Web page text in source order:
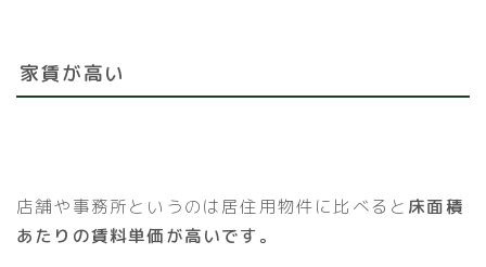
家賃が高い
店舗や事務所というのは居住用物件に比べると 床面積
あたりの賃料単価が高いです。